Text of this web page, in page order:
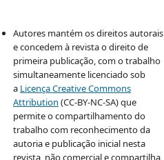
Autores mantém os direitos autorais
e concedem à revista o direito de
primeira publicação, com o trabalho
simultaneamente licenciado sob
a Licença Creative Commons
Attribution (CC-BY-NC-SA) que
permite o compartilhamento do
trabalho com reconhecimento da
autoria e publicação inicial nesta
revista, não comercial e compartilha